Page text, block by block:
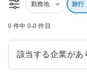
勤務地 旅行
0 件中 0-0 件目
該当する企業があ